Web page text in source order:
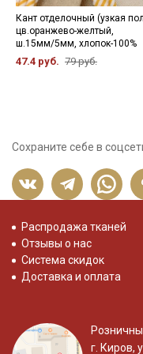
Кант отделочный (узкая
цв.оранжево-желтый,
ш.15мм/5мм, хлопок-100%
47.4 руб. 79 руб.
Сохраните себе в
Распродажа тканей
Отзывы о нас
Система скидок
Доставка и оплата
г. Киров,